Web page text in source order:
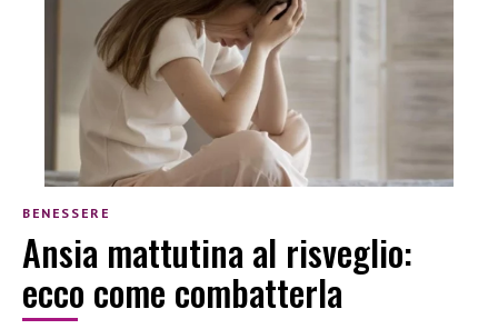
BENESSERE
Ansia mattutina al risveglio:
ecco come combatterla